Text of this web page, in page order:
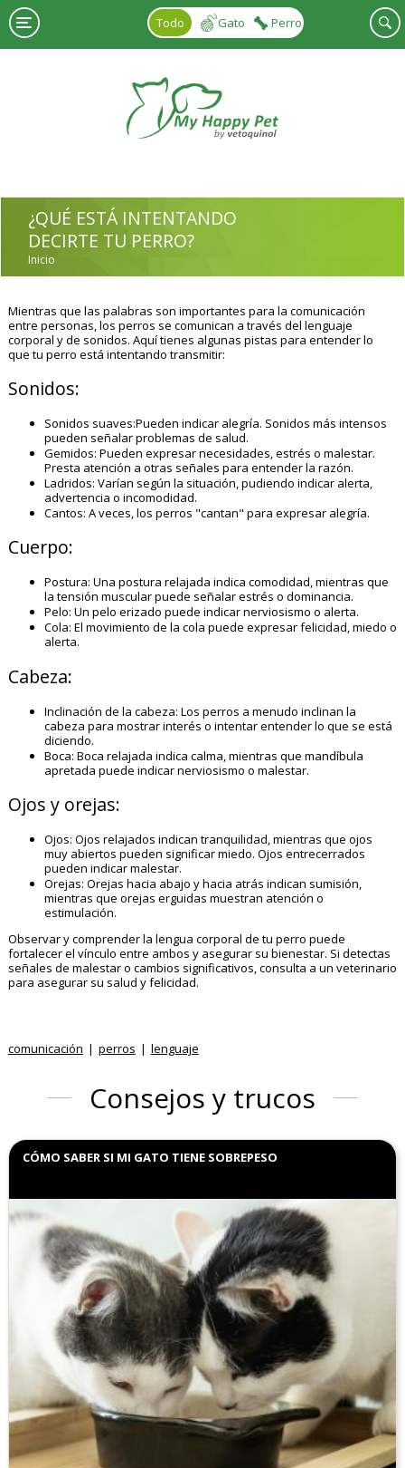
Pasar al contenido principal
Todo
Gato Perro
¿QUÉ ESTÁ INTENTANDO
DECIRTE TU PERRO?
USTED ESTÁ AQUÍ
Inicio
Mientras que las palabras son importantes para la comunicación
entre personas, los perros se comunican a través del lenguaje
corporal y de sonidos. Aquí tienes algunas pistas para entender lo
que tu perro está intentando transmitir:
Sonidos:
Sonidos suaves:Pueden indicar alegría. Sonidos más intensos
pueden señalar problemas de salud.
Gemidos: Pueden expresar necesidades, estrés o malestar.
Presta atención a otras señales para entender la razón.
Ladridos: Varían según la situación, pudiendo indicar alerta,
advertencia o incomodidad.
Cantos: A veces, los perros "cantan" para expresar alegría.
Cuerpo:
Postura: Una postura relajada indica comodidad, mientras que
la tensión muscular puede señalar estrés o dominancia.
Pelo: Un pelo erizado puede indicar nerviosismo o alerta.
Cola: El movimiento de la cola puede expresar felicidad, miedo o
alerta.
Cabeza:
Inclinación de la cabeza: Los perros a menudo inclinan la
cabeza para mostrar interés o intentar entender lo que se está
diciendo.
Boca: Boca relajada indica calma, mientras que mandíbula
apretada puede indicar nerviosismo o malestar.
Ojos y orejas:
Ojos: Ojos relajados indican tranquilidad, mientras que ojos
muy abiertos pueden significar miedo. Ojos entrecerrados
pueden indicar malestar.
Orejas: Orejas hacia abajo y hacia atrás indican sumisión,
mientras que orejas erguidas muestran atención o
estimulación.
Observar y comprender la lengua corporal de tu perro puede
fortalecer el vínculo entre ambos y asegurar su bienestar. Si detectas
señales de malestar o cambios significativos, consulta a un veterinario
para asegurar su salud y felicidad.
comunicación perros lenguaje
Consejos y trucos
CÓMO SABER SI MI GATO TIENE SOBREPESO